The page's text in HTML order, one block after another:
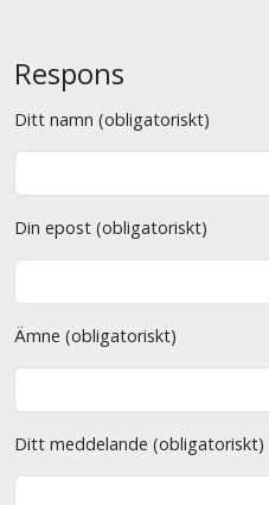
Respons
Ditt namn (obligatoriskt)
Din epost (obligatoriskt)
Ämne (obligatoriskt)
Ditt meddelande (obligatoriskt)